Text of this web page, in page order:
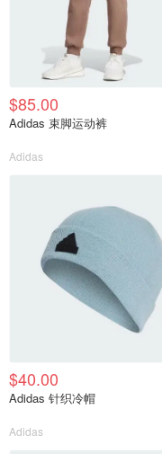
$85.00
Adidas 束脚运动裤
Adidas
$40.00
Adidas 针织冷帽
Adidas